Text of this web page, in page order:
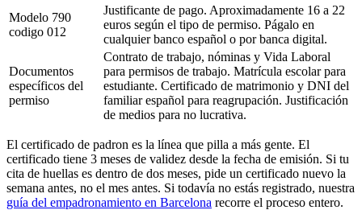
Modelo 790
codigo 012
Justificante de pago. Aproximadamente 16 a 22
euros según el tipo de permiso. Págalo en
cualquier banco español o por banca digital.
Documentos
específicos del
permiso
Contrato de trabajo, nóminas y Vida Laboral
para permisos de trabajo. Matrícula escolar para
estudiante. Certificado de matrimonio y DNI del
familiar español para reagrupación. Justificación
de medios para no lucrativa.
El certificado de padron es la línea que pilla a más gente. El
certificado tiene 3 meses de validez desde la fecha de emisión. Si tu
cita de huellas es dentro de dos meses, pide un certificado nuevo la
semana antes, no el mes antes. Si todavía no estás registrado, nuestra
guía del empadronamiento en Barcelona recorre el proceso entero.